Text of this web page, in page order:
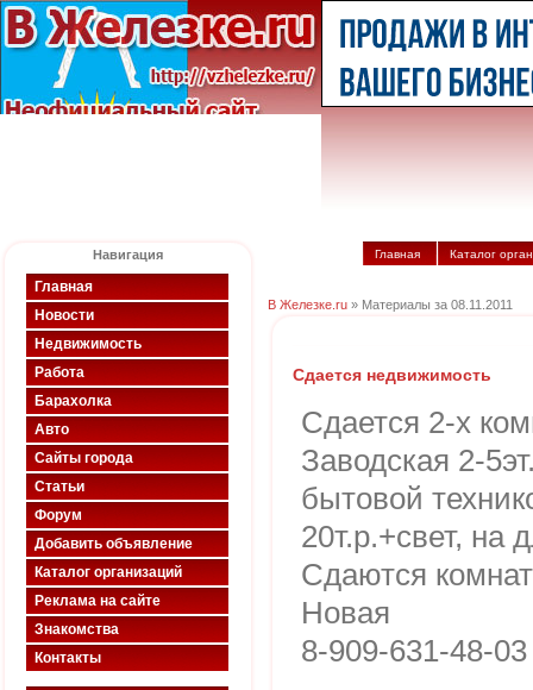
Навигация
Главная
Новости
Недвижимость
Работа
Барахолка
Авто
Сайты города
Статьи
Форум
Добавить объявление
Каталог организаций
Реклама на сайте
Знакомства
Контакты
Главная Каталог
В Железке.ru » Материалы за 08.11.2011
Сдается недвижимость
Сдается 2-х
Заводская 2-
бытовой
20т.р.+свет, на
Сдаются
Новая
8-909-631-48-03